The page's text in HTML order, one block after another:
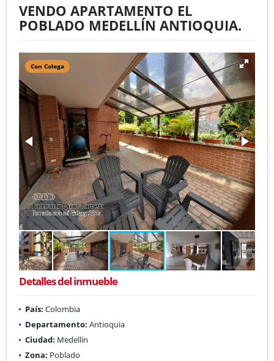
VENDO APARTAMENTO EL
POBLADO MEDELLÍN ANTIOQUIA.
Con Colega
Detalles del inmueble
País: Colombia
Departamento: Antioquia
Ciudad: Medellín
Zona: Poblado